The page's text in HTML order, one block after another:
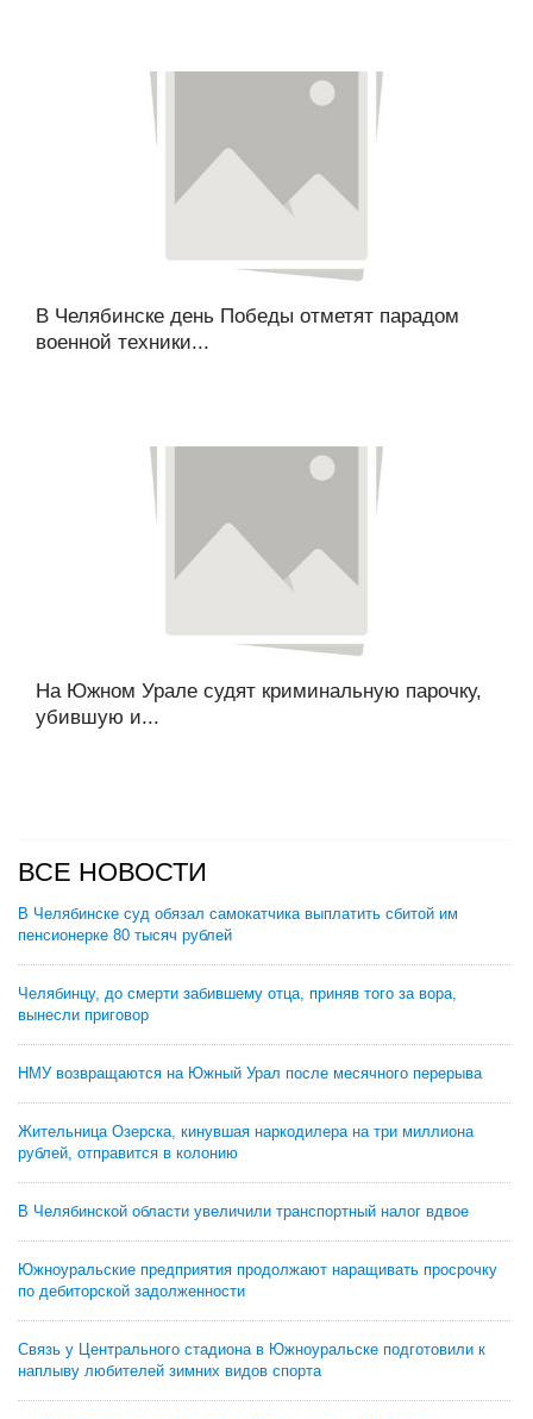
В Челябинске день Победы отметят парадом
военной техники...
На Южном Урале судят криминальную парочку,
убившую и...
ВСЕ НОВОСТИ
В Челябинске суд обязал самокатчика выплатить сбитой им
пенсионерке 80 тысяч рублей
Челябинцу, до смерти забившему отца, приняв того за вора,
вынесли приговор
НМУ возвращаются на Южный Урал после месячного перерыва
Жительница Озерска, кинувшая наркодилера на три миллиона
рублей, отправится в колонию
В Челябинской области увеличили транспортный налог вдвое
Южноуральские предприятия продолжают наращивать просрочку
по дебиторской задолженности
Связь у Центрального стадиона в Южноуральске подготовили к
наплыву любителей зимних видов спорта